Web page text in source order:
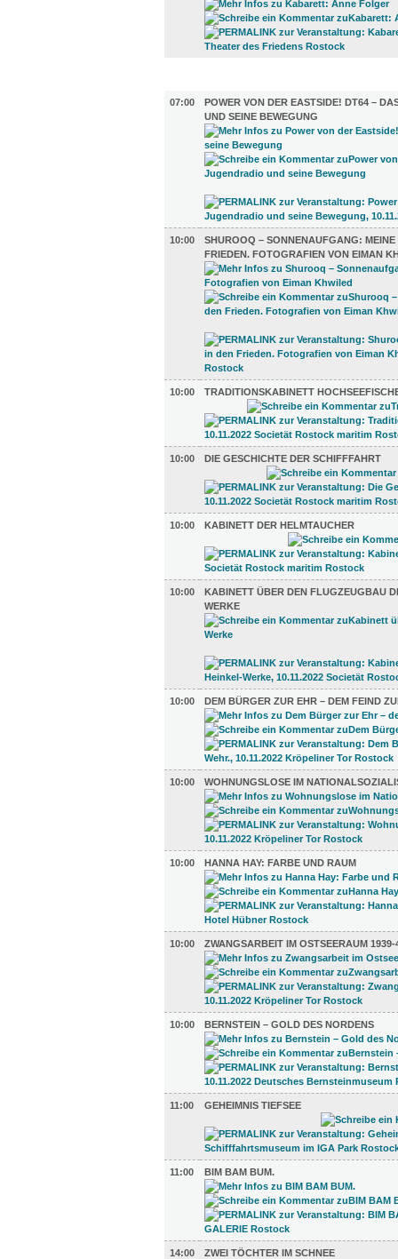
07:00
POWER VON DER EASTSIDE! DT64 –
UND SEINE BEWEGUNG
10:00
SHUROOQ – SONNENAUFGANG: MEINE
FRIEDEN. FOTOGRAFIEN VON EIMAN
10:00 TRADITIONSKABINETT
10:00 DIE GESCHICHTE DER SCHIFFFAHRT
10:00 KABINETT DER HELMTAUCHER
10:00
KABINETT ÜBER DEN FLUGZEUGBAU
WERKE
10:00 DEM BÜRGER ZUR EHR – DEM FEIND
10:00 WOHNUNGSLOSE IM
10:00 HANNA HAY: FARBE UND RAUM
10:00 ZWANGSARBEIT IM OSTSEERAUM 1939-
10:00 BERNSTEIN – GOLD DES NORDENS
11:00 GEHEIMNIS TIEFSEE
11:00 BIM BAM BUM.
14:00 ZWEI TÖCHTER IM SCHNEE